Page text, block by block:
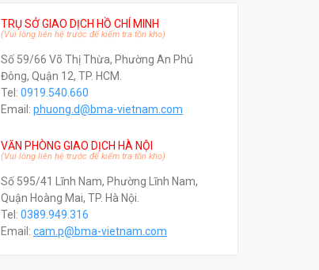
TRỤ SỞ GIAO DỊCH HỒ CHÍ MINH
(Vui lòng liên hệ trước để kiểm tra tồn kho)
Số 59/66 Võ Thị Thừa, Phường An Phú
Đông, Quận 12, TP. HCM.
Tel: 0919.540.660
Email: phuong.d@bma-vietnam.com
VĂN PHÒNG GIAO DỊCH HÀ NỘI
(Vui lòng liên hệ trước để kiểm tra tồn kho)
Số 595/41 Lĩnh Nam, Phường Lĩnh Nam,
Quận Hoàng Mai, TP. Hà Nội.
Tel: 0389.949.316
Email: cam.p@bma-vietnam.com